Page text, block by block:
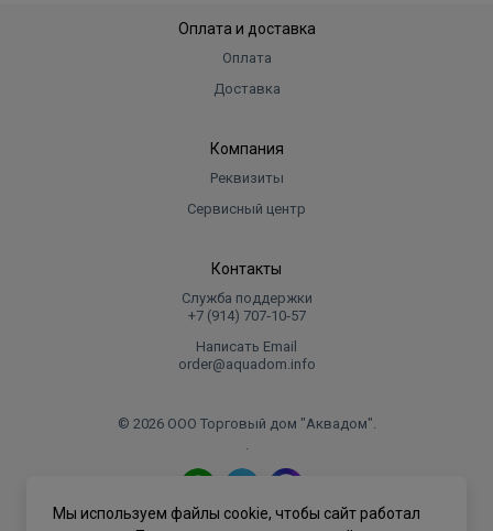
Оплата и доставка
Оплата
Доставка
Компания
Реквизиты
Сервисный центр
Контакты
Служба поддержки
+7 (914) 707‑10‑57
Написать Email
order@aquadom.info
© 2026 ООО Торговый дом "Аквадом".
.
Политика конфиденциальности
Мы используем файлы cookie, чтобы сайт работал